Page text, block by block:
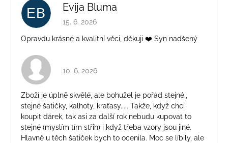
EB Evija Bluma
Hodnocení obchodu je 5 z 5 hvězdiček.
15. 6. 2026
Opravdu krásné a kvalitní věci, děkuji ❤️ Syn nadšený
Hodnocení obchodu je 4 z 5 hvězdiček.
10. 6. 2026
Zboží je úplně skvělé, ale bohužel je pořád stejné.,
stejné šatičky, kalhoty, kraťasy..... Takže, když chci
koupit dárek, tak asi za další rok nebudu kupovat to
stejné (myslím tím střih) i když třeba vzory jsou jiné.
Hlavně u těch šatiček bych to ocenila. Moc se líbily, ale